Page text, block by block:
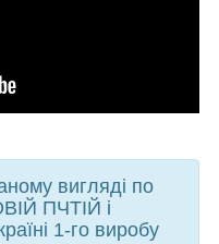
вигляді по
ПЧТІЙ і
1-го виробу